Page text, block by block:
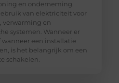
en onderneming.
van elektriciteit voor
verwarming en
systemen. Wanneer er
wanneer een installatie
is het belangrijk om een
schakelen.